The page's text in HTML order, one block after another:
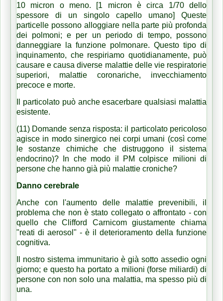
10 micron o meno. [1 micron è circa 1/70 dello
spessore di un singolo capello umano] Queste
particelle possono alloggiare nella parte più profonda
dei polmoni;e per un periodo di tempo, possono
danneggiare la funzione polmonare. Questo tipo di
inquinamento, che respiriamo quotidianamente, può
causare e causa diverse malattie delle vie respiratorie
superiori, malattie coronariche, invecchiamento
precoce e morte.
Il particolato può anche esacerbare qualsiasi malattia
esistente.
(11) Domande senza risposta: il particolato pericoloso
agisce in modo sinergico nei corpi umani (così come
le sostanze chimiche che distruggono il sistema
endocrino)?
In che modo il PM colpisce milioni di
persone che hanno già più malattie croniche?
Danno cerebrale
Anche con l'aumento delle malattie prevenibili, il
problema che non è stato collegato o affrontato - con
quello che Clifford Carnicom giustamente chiama
"reati di aerosol" - è il deterioramento della funzione
cognitiva.
Il nostro sistema immunitario è già sotto assedio ogni
giorno; e questo ha portato a milioni (forse miliardi) di
persone con non solo una malattia, ma spesso più di
una.